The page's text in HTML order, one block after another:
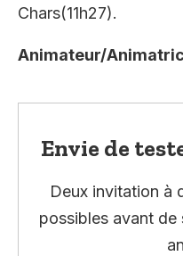
Chars(11h27).
Animateur/
Envie de
Deux invitation à
possibles avant de